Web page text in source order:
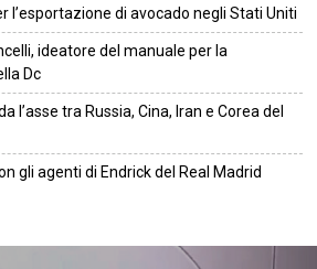
l’esportazione di avocado negli Stati Uniti
ideatore del manuale per la
Dc
l’asse tra Russia, Cina, Iran e Corea del
gli agenti di Endrick del Real Madrid